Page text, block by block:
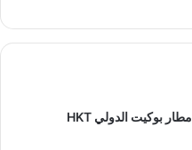
مطار بوكيت الدولي HKT